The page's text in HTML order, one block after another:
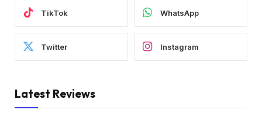
TikTok WhatsApp
Twitter Instagram
Latest Reviews